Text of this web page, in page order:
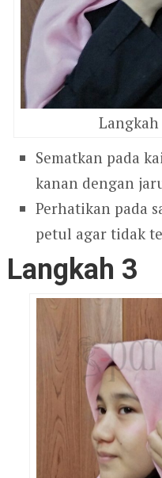
Langkah
Sematkan pada
kanan dengan
Perhatikan pada
petul agar tidak
Langkah 3